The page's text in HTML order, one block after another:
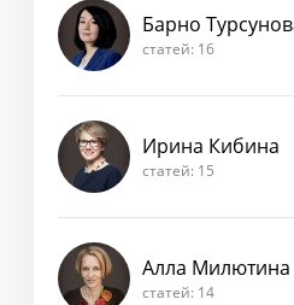
Барно
статей: 16
Ирина Кибина
статей: 15
Алла Милютина
статей: 14